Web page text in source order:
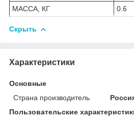
МАССА, КГ 0.6
Скрыть
Характеристики
Основные
Страна производитель
Пользовательские